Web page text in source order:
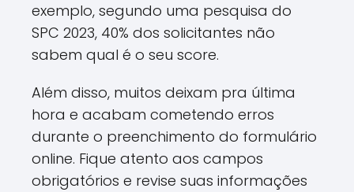
exemplo, segundo uma pesquisa do
SPC 2023, 40% dos solicitantes não
sabem qual é o seu score.
Além disso, muitos deixam pra última
hora e acabam cometendo erros
durante o preenchimento do formulário
online. Fique atento aos campos
obrigatórios e revise suas informações